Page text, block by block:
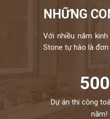
NHỮNG
Với nhiều năm
Stone tự hào là
Dự án thi công
năm!